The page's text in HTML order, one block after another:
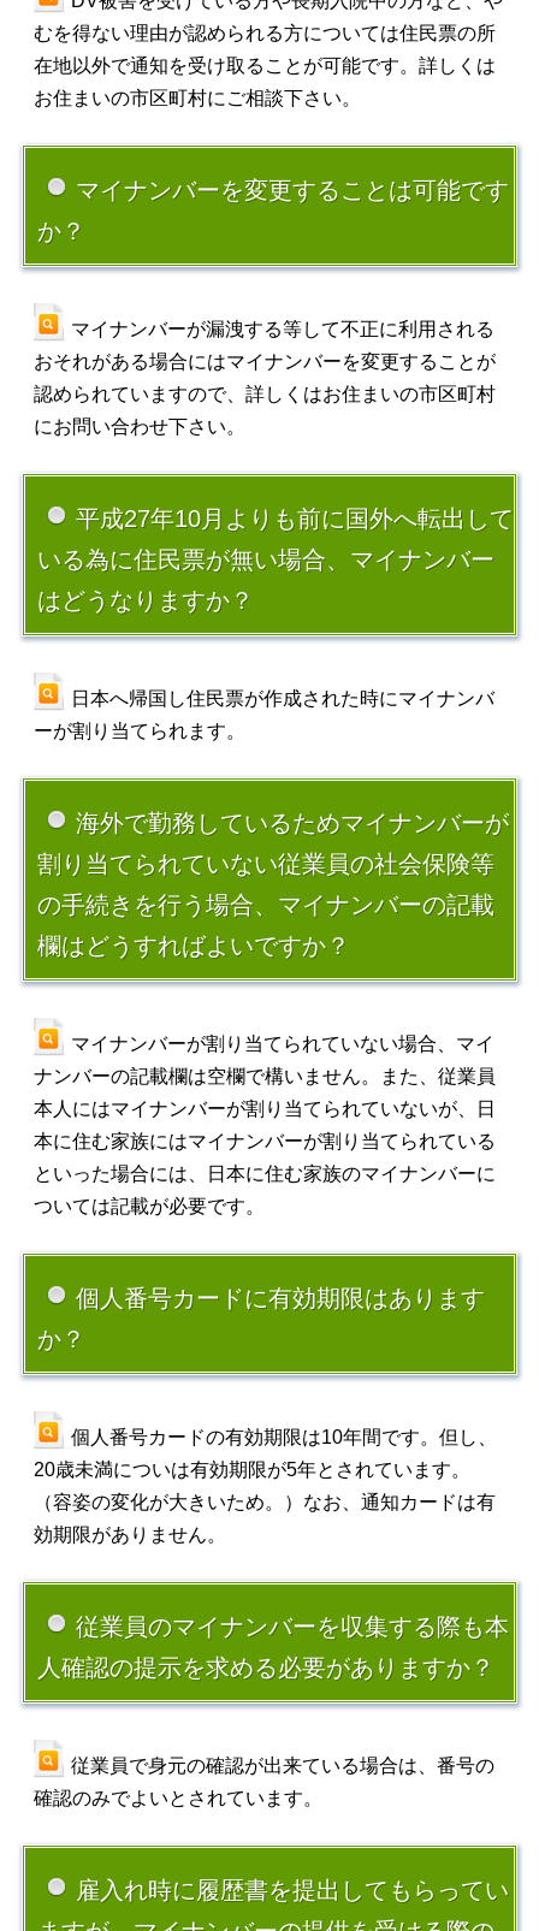
むを得ない理由が認められる方については住民票の所
在地以外で通知を受け取ることが可能です。詳しくは
お住まいの市区町村にご相談下さい。
マイナンバーを変更することは可能です
か？
マイナンバーが漏洩する等して不正に利用される
おそれがある場合にはマイナンバーを変更することが
認められていますので、詳しくはお住まいの市区町村
にお問い合わせ下さい。
平成27年10月よりも前に国外へ転出して
いる為に住民票が無い場合、マイナンバー
はどうなりますか？
日本へ帰国し住民票が作成された時にマイナンバ
ーが割り当てられます。
海外で勤務しているためマイナンバーが
割り当てられていない従業員の社会保険等
の手続きを行う場合、マイナンバーの記載
欄はどうすればよいですか？
マイナンバーが割り当てられていない場合、マイ
ナンバーの記載欄は空欄で構いません。また、従業員
本人にはマイナンバーが割り当てられていないが、日
本に住む家族にはマイナンバーが割り当てられている
といった場合には、日本に住む家族のマイナンバーに
ついては記載が必要です。
個人番号カードに有効期限はあります
か？
個人番号カードの有効期限は10年間です。但し、
20歳未満についは有効期限が5年とされています。
（容姿の変化が大きいため。）なお、通知カードは有
効期限がありません。
従業員のマイナンバーを収集する際も本
人確認の提示を求める必要がありますか？
従業員で身元の確認が出来ている場合は、番号の
確認のみでよいとされています。
雇入れ時に履歴書を提出してもらってい